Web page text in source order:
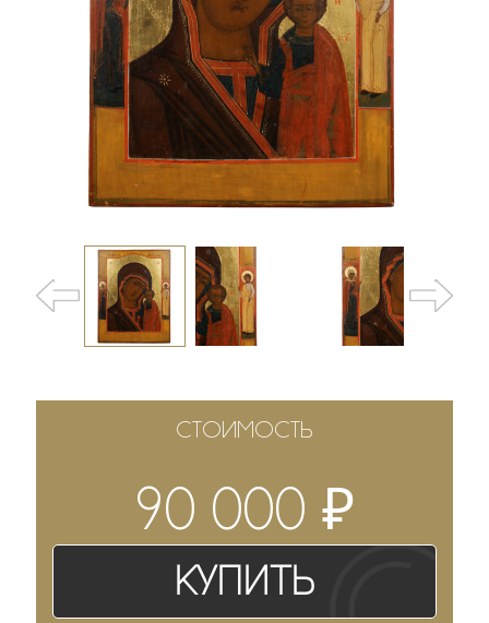
СТОИМОСТЬ
90 000₽
Купить